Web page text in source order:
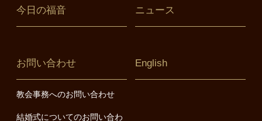
今日の福音 ニュース
お問い合わせ
教会事務へのお問い合わせ
結婚式についてのお問い合わ
English